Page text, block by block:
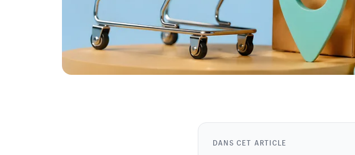
DANS CET ARTICLE